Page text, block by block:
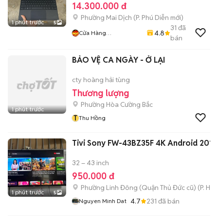
1 phút trước 5
14.300.000 đ
Phường Mai Dịch (P. Phú Diễn mới)
Cửa Hàng
4.8
31 đã
bán
1 phút trước
BẢO VỆ CA NGÀY - Ở LẠI
cty hoàng hải tùng
Thương lượng
Phường Hòa Cường Bắc
T Thu Hồng
1 phút trước 5
Tivi Sony FW-43BZ35F 4K Android 2018
32 – 43 inch
950.000 đ
Phường Linh Đông (Quận Thủ Đức cũ) (P.
Nguyen Minh Dat 4.7 231 đã bán